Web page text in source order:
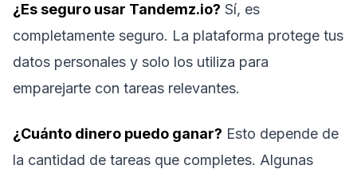
¿Es seguro usar Tandemz.io? Sí, es
completamente seguro. La plataforma protege tus
datos personales y solo los utiliza para
emparejarte con tareas relevantes.
¿Cuánto dinero puedo ganar? Esto depende de
la cantidad de tareas que completes. Algunas